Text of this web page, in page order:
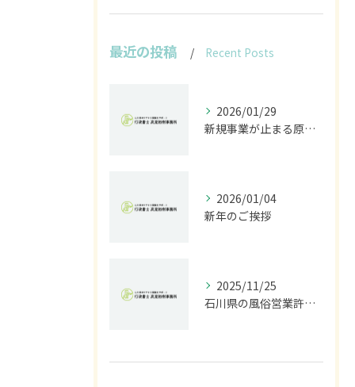
最近の投稿 Recent Posts
2026/01/29
新規事業が止まる原因は法規制｜開発前に行うべきリスク診断とは
2026/01/04
新年のご挨拶
2025/11/25
石川県の風俗営業許可なら行政書士高見裕樹事務所｜金沢・野々市・白山対応｜警察事前相談から図面作成まで